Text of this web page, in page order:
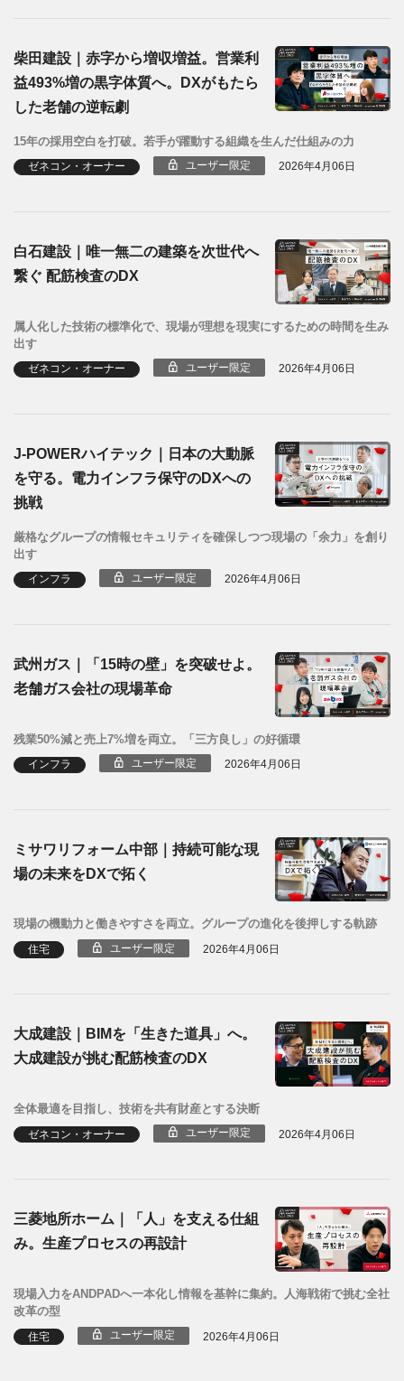
柴田建設｜赤字から増収増益。営業利
益493%増の黒字体質へ。DXがもたら
した老舗の逆転劇
15年の採用空白を打破。若手が躍動する組織を生んだ仕組みの力
ゼネコン・オーナー ユーザー限定 2026年4月06日
白石建設｜唯一無二の建築を次世代へ
繋ぐ 配筋検査のDX
属人化した技術の標準化で、現場が理想を現実にするための時間を生み
出す
ゼネコン・オーナー ユーザー限定 2026年4月06日
J-POWERハイテック｜日本の大動脈
を守る。電力インフラ保守のDXへの
挑戦
厳格なグループの情報セキュリティを確保しつつ現場の「余力」を創り
出す
インフラ ユーザー限定 2026年4月06日
武州ガス｜「15時の壁」を突破せよ。
老舗ガス会社の現場革命
残業50%減と売上7%増を両立。「三方良し」の好循環
インフラ ユーザー限定 2026年4月06日
ミサワリフォーム中部｜持続可能な現
場の未来をDXで拓く
現場の機動力と働きやすさを両立。グループの進化を後押しする軌跡
住宅 ユーザー限定 2026年4月06日
大成建設｜BIMを「生きた道具」へ。
大成建設が挑む配筋検査のDX
全体最適を目指し、技術を共有財産とする決断
ゼネコン・オーナー ユーザー限定 2026年4月06日
三菱地所ホーム｜「人」を支える仕組
み。生産プロセスの再設計
現場入力をANDPADへ一本化し情報を基幹に集約。人海戦術で挑む全社
改革の型
住宅 ユーザー限定 2026年4月06日